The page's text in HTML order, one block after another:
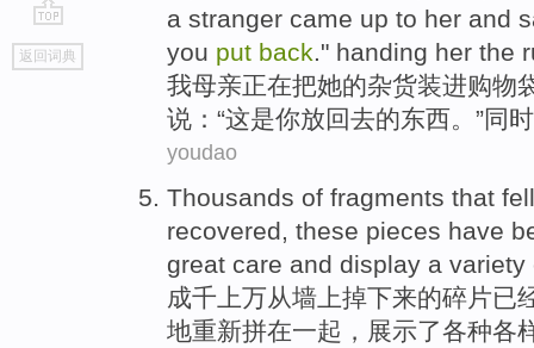
go
top
返回词典
a stranger came up to her and
you put back." handing her the
我母亲正在把她的杂货装进购物
说：“这是你放回去的东西。”同
youdao
Thousands of fragments that
recovered, these pieces have
great care and display a variety
成千 上万从墙上掉下来的碎片已
地重新拼在一起， 展示了各种各